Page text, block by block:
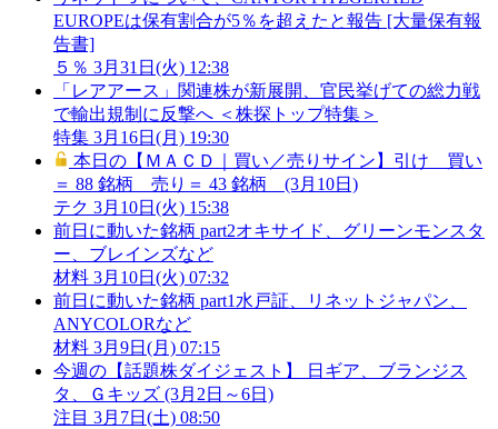
EUROPEは保有割合が5％を超えたと報告 [大量保有報
告書]
５％ 3月31日(火) 12:38
「レアアース」関連株が新展開、官民挙げての総力戦
で輸出規制に反撃へ ＜株探トップ特集＞
特集 3月16日(月) 19:30
本日の【ＭＡＣＤ｜買い／売りサイン】引け 買い
＝ 88 銘柄 売り＝ 43 銘柄 (3月10日)
テク 3月10日(火) 15:38
前日に動いた銘柄 part2オキサイド、グリーンモンスタ
ー、ブレインズなど
材料 3月10日(火) 07:32
前日に動いた銘柄 part1水戸証、リネットジャパン、
ANYCOLORなど
材料 3月9日(月) 07:15
今週の【話題株ダイジェスト】 日ギア、ブランジス
タ、Ｇキッズ (3月2日～6日)
注目 3月7日(土) 08:50